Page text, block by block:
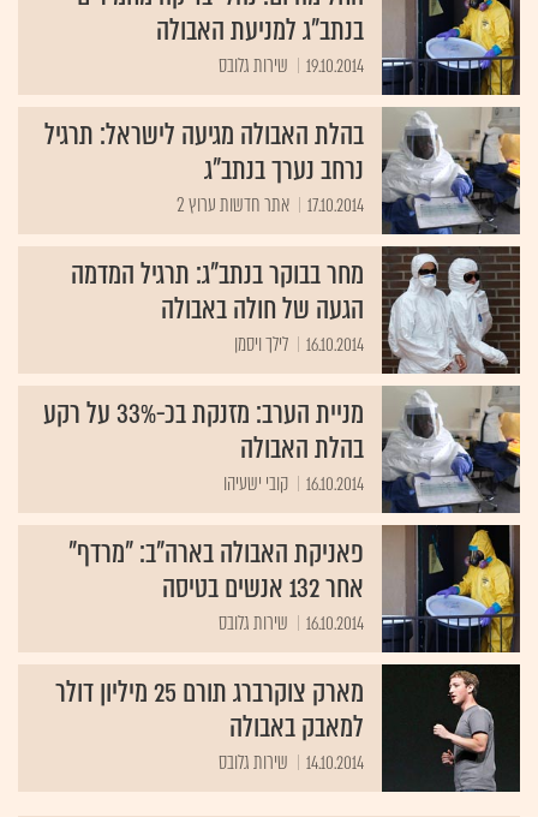
בנתב"ג למניעת האבולה
19.10.2014 שירות גלובס
בהלת האבולה מגיעה לישראל: תרגיל
נרחב נערך בנתב"ג
17.10.2014 אתר חדשות ערוץ 2
מחר בבוקר בנתב"ג: תרגיל המדמה
הגעה של חולה באבולה
16.10.2014 לילך ויסמן
מניית הערב: מזנקת בכ-33% על רקע
בהלת האבולה
16.10.2014 קובי ישעיהו
פאניקת האבולה בארה"ב: "מרדף"
אחר 132 אנשים בטיסה
16.10.2014 שירות גלובס
מארק צוקרברג תורם 25 מיליון דולר
למאבק באבולה
14.10.2014 שירות גלובס